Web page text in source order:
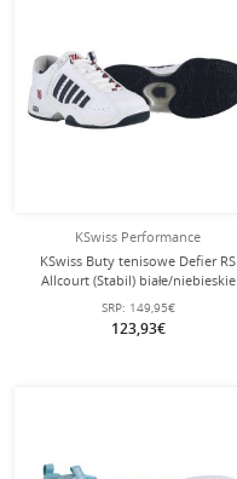
KSwiss Performance
KSwiss Buty tenisowe Defier RS
Allcourt (Stabil) białe/niebieskie
męskie
SRP: 149,95€
123,93€